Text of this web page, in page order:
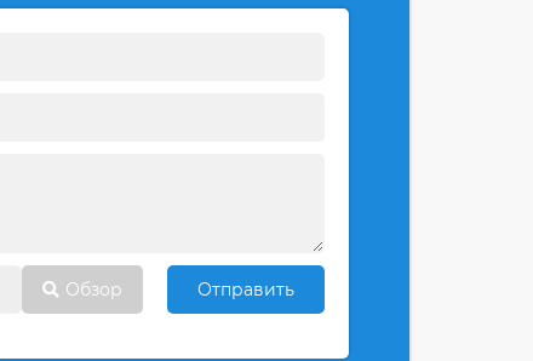
Обзор Отправить